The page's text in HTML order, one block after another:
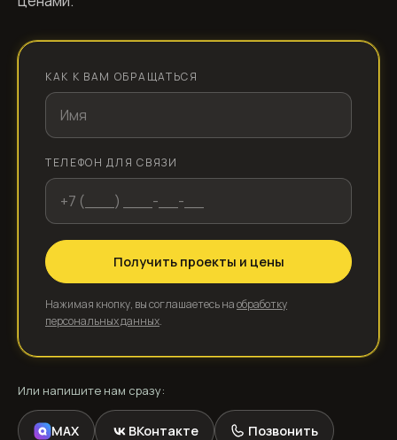
MAX ВКонтакте Позвонить
КАК К ВАМ ОБРАЩАТЬСЯ
ТЕЛЕФОН ДЛЯ СВЯЗИ
Получить проекты и цены
Нажимая кнопку, вы соглашаетесь наобработку
персональных данных.